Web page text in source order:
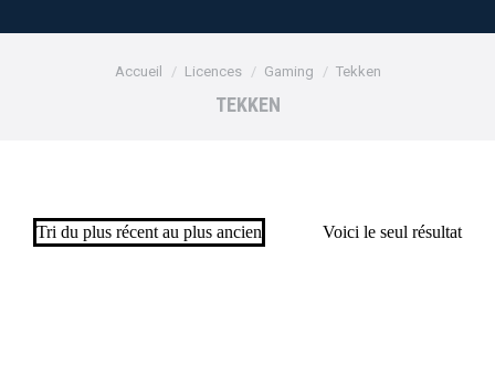
Vous êtes ici :
Accueil Licences Gaming Tekken
TEKKEN
Voici le seul résultat